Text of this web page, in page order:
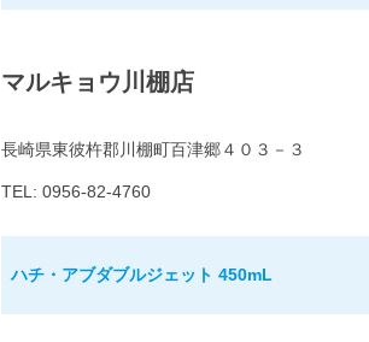
マルキョウ川棚店
長崎県東彼杵郡川棚町百津郷４０３－３
TEL: 0956-82-4760
ハチ・アブダブルジェット 450mL